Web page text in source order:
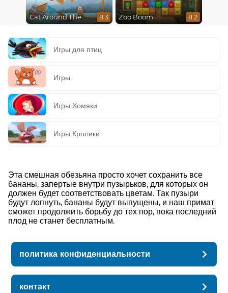
Cat Around The World 8.3 Zoo Boom 8.2
Игры для птиц
Игры
Игры Хомяки
Игры Кролики
Эта смешная обезьяна просто хочет сохранить все
бананы, запертые внутри пузырьков, для которых он
должен будет соответствовать цветам. Так пузыри
будут лопнуть, бананы будут выпущены, и наш примат
сможет продолжить борьбу до тех пор, пока последний
плод не станет бесплатным.
политика конфиденциальности
контакт